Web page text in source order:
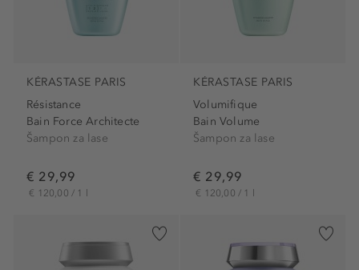
KÉRASTASE PARIS
Résistance
Bain Force Architecte
Šampon za lase
€ 29,99
€ 120,00 / 1 l
KÉRASTASE PARIS
Volumifique
Bain Volume
Šampon za lase
€ 29,99
€ 120,00 / 1 l